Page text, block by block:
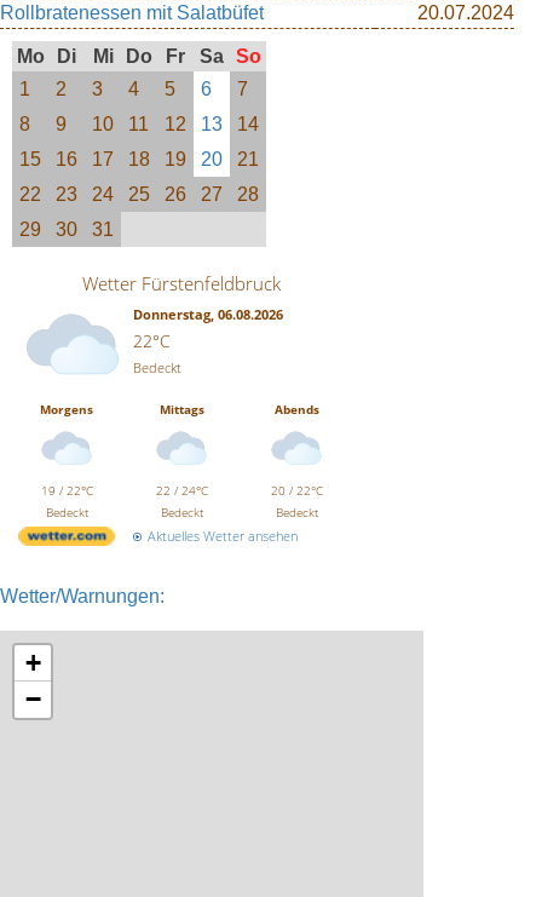
Rollbratenessen mit Salatbüfet
20.07.2024
Mo Di Mi Do Fr Sa So
1
2 3 4 5 6
7
8
9 10 11 12 13
14
15
16 17 18 19 20
21
22
23 24 25 26 27
28
29
30 31
Wetter Fürstenfeldbruck
Donnerstag, 06.08.2026
22°C
Bedeckt
Morgens
19 / 22°C
Bedeckt
Mittags
22 / 24°C
Bedeckt
Abends
20 / 22°C
Bedeckt
Aktuelles Wetter ansehen
Wetter/Warnungen:
+
−